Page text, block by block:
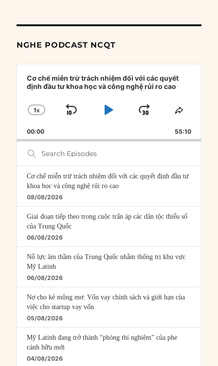
NGHE PODCAST NCQT
Audio
Player
Cơ chế miễn trừ trách nhiệm đối với các quyết
định đầu tư khoa học và công nghệ rủi ro cao
CHANGE
RATE
1X
SKIP
PLAYJUMP
FORWARD
SHARE
00:00 55:10
Search
Episodes
Cơ chế miễn trừ trách nhiệm đối với các quyết định đầu tư
khoa học và công nghệ rủi ro cao
08/08/2026
Giai đoạn tiếp theo trong cuộc trấn áp các dân tộc thiểu số
của Trung Quốc
06/08/2026
Nỗ lực âm thầm của Trung Quốc nhằm thống trị khu vực
Mỹ Latinh
06/08/2026
Nợ cho kẻ mộng mơ: Vốn vay chính sách và giới hạn của
việc cho startup vay vốn
05/08/2026
Mỹ Latinh đang trở thành “phòng thí nghiệm” của phe
cánh hữu mới
04/08/2026